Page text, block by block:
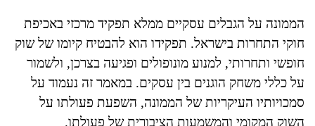
הממונה על הגבלים עסקיים ממלא תפקיד מרכזי באכיפת
חוקי התחרות בישראל. תפקידו הוא להבטיח קיומו של שוק
חופשי ותחרותי, למנוע מונופולים ופגיעה בצרכן, ולשמור
על כללי משחק הוגנים בין עסקים. במאמר זה נעמוד על
סמכויותיו העיקריות של הממונה, השפעת פעולתו על
השוק המקומי והמשמעות הציבורית של פעולתו.